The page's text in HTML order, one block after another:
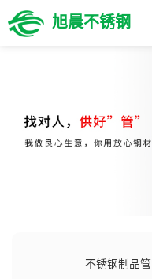
旭晨不锈钢
不锈钢制品管